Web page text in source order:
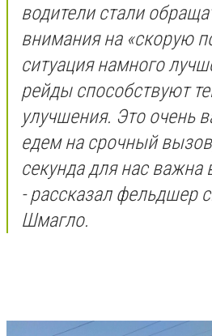
водители стали
внимания на «скорую
ситуация намного
рейды способствуют
улучшения. Это очень
едем на срочный
секунда для нас важна
- рассказал фельдшер
Шмагло.